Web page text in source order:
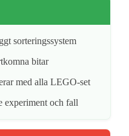
sorteringssystem
bitar
med alla LEGO-set
experiment och fall